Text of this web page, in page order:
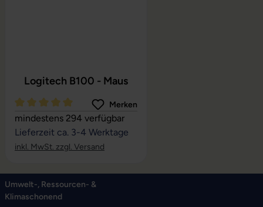
Logitech B100 - Maus
Durchschnittliche Bewertung von 5 von 5 Sternen
Merken
mindestens 294 verfügbar
Lieferzeit ca. 3-4 Werktage
inkl. MwSt. zzgl. Versand
Umwelt-, Ressourcen- &
Klimaschonend